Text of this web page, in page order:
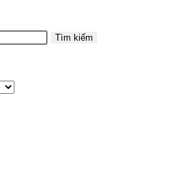
Tìm kiếm